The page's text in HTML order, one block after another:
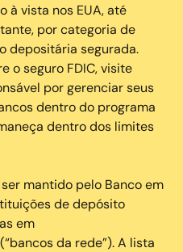
à vista nos EUA, até
por categoria de
depositária segurada.
o seguro FDIC, visite
por gerenciar seus
dentro do programa
dentro dos limites
mantido pelo Banco em
de depósito
em
da rede”). A lista